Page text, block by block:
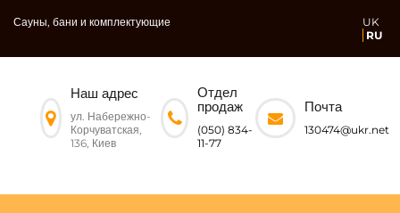
Сауны, бани и комплектующие
UK
RU
Наш адрес
ул. Набережно-
Корчуватская,
136, Киев
Отдел
продаж
(050) 834-
11-77
Почта
130474@ukr.net